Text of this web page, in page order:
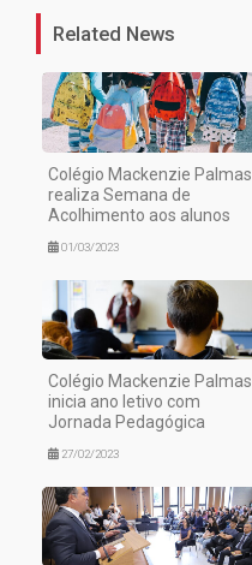
Related News
Colégio Mackenzie Palmas
realiza Semana de
Acolhimento aos alunos
01/03/2023
Colégio Mackenzie Palmas
inicia ano letivo com
Jornada Pedagógica
27/02/2023